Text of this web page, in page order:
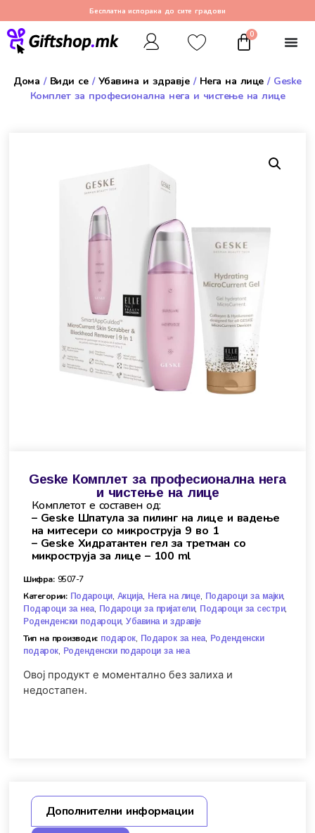
Бесплатна испорака до сите градови
0
Дома / Види се/ Убавина и здравје/ Нега на лице/ Geske
Комплет за професионална нега и чистење на лице
Geske Комплет за професионална нега
и чистење на лице
Комплетот е составен од:
– Geske Шпатула за пилинг на лице и вадење
на митесери со микроструја 9 во 1
– Geske Хидратантен гел за третман со
микроструја за лице – 100 ml
Шифра: 9507-7
Категории: Подароци, Акција, Нега на лице, Подароци за мајки,
Подароци за неа, Подароци за пријатели, Подароци за сестри,
Роденденски подароци,Убавина и здравје
Тип на производи: подарок, Подарок за неа, Роденденски
подарок, Роденденски подароци за неа
Овој продукт е моментално без залиха и
недостапен.
Дополнителни информации